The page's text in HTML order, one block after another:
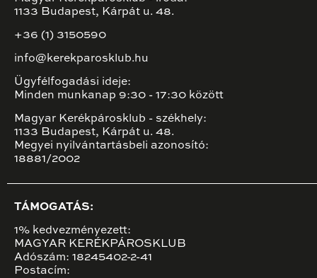
1133 Budapest, Kárpát u. 48.
+36 (1) 3150590
info@kerekparosklub.hu
Ügyfélfogadási ideje:
Minden munkanap 9:30 - 17:30 között
Magyar Kerékpárosklub - székhely:
1133 Budapest, Kárpát u. 48.
Megyei nyilvántartásbeli azonosító:
18881/2002
TÁMOGATÁS:
1% kedvezményezett:
MAGYAR KERÉKPÁROSKLUB
Adószám: 18245402-2-41
Postacím: